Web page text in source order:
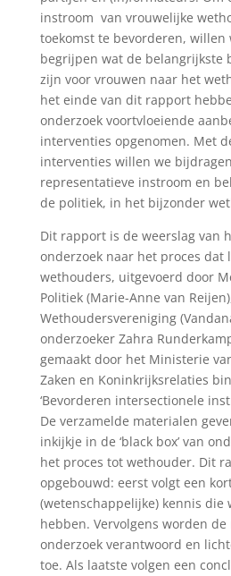
instroom van vrouwelijke
toekomst te bevorderen, willen
begrijpen wat de belangrijkste
zijn voor vrouwen naar het
het einde van dit rapport
onderzoek voortvloeiende
interventies opgenomen. Met
interventies willen we
representatieve instroom en
de politiek, in het bijzonder
Dit rapport is de weerslag van
onderzoek naar het proces dat
wethouders, uitgevoerd door
Politiek (Marie-Anne van
Wethoudersvereniging
onderzoeker Zahra
gemaakt door het Ministerie
Zaken en Koninkrijksrelaties
‘Bevorderen intersectionele
De verzamelde materialen
inkijkje in de ‘black box’ van
het proces tot wethouder. Dit
opgebouwd: eerst volgt een
(wetenschappelijke) kennis die
hebben. Vervolgens worden
onderzoek verantwoord en
toe. Als laatste volgen een